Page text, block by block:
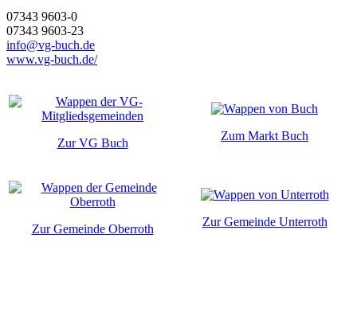
07343 9603-0
07343 9603-23
info@vg-buch.de
www.vg-buch.de/
Zur VG Buch
Zum Markt Buch
Zur Gemeinde Oberroth
Zur Gemeinde Unterroth